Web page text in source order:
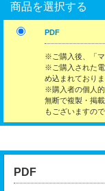
商品を選択する
PDF
※ご購入後、「マ
※ご購入された
め込まれておりま
※購入者の個人的
無断で複製・掲
もございますの
PDF